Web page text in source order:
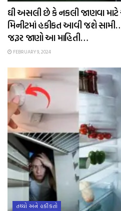
ઘી અસલી છે કે નકલી જાણવા
મિનીટમાં હકીકત આવી જશે
જરૂર જાણો આ માહિતી…
FEBRUARY 9, 2024
તથ્યો અને હકીકતો